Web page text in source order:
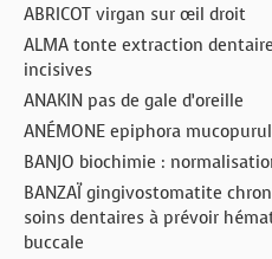
ABRICOT virgan sur œil droit
ALMA tonte extraction
incisives
ANAKIN pas de gale d’oreille
ANÉMONE epiphora
BANJO biochimie :
BANZAÏ gingivostomatite
soins dentaires à prévoir
buccale